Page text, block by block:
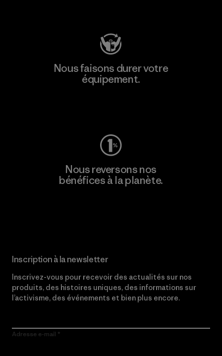
Nous faisons durer votre
équipement.
Nous reversons nos
bénéfices à la planète.
Inscription à la newsletter
Inscrivez-vous pour recevoir des actualités sur nos
produits, des histoires uniques, des informations sur
l’activisme, des événements et bien plus encore.
Adresse e-mail